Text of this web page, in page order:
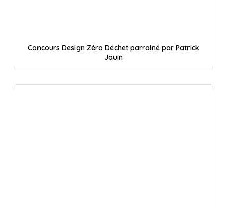
Concours Design Zéro Déchet parrainé par Patrick
Jouin